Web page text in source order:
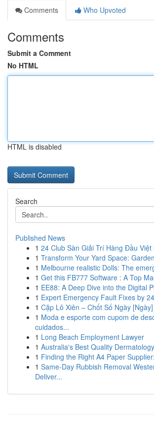
Comments
Who Upvoted
Comments
Submit a Comment
No HTML
HTML is disabled
Search
Published News
1 24 Club Sàn Giải Trí Hàng Đầu Việt
1 Transform Your Yard Space:
1 Melbourne realistic Dolls: The
1 Get this FB777 Software : A Top
1 EE88: A Deep Dive into the Digital
1 Expert Emergency Fault Fixes by
1 Cặp Lô Xiên – Chốt Số Ngày
1 Moda e esporte com cupom de
cuidados...
1 Long Beach Employment Lawyer
1 Australia's Best Quality
1 Finding the Right A4 Paper
1 Same-Day Rubbish Removal
Deliver...